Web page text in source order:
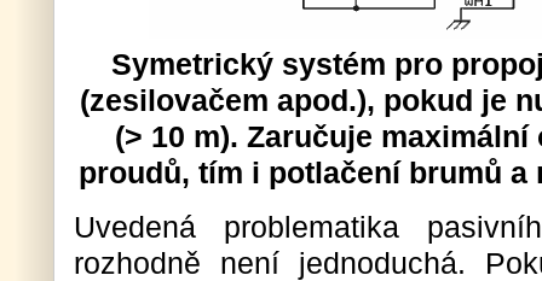
Symetrický systém pro
(zesilovačem apod.), pokud je
(> 10 m). Zaručuje
proudů, tím i potlačení brumů
Uvedená problematika
rozhodně není jednoduchá.